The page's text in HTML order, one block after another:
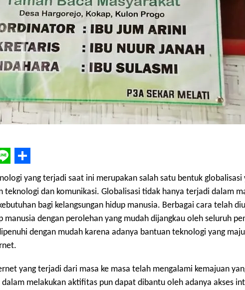
Share
yang terjadi saat ini merupakan salah satu bentuk globalisasi
teknologi dan komunikasi. Globalisasi tidak hanya terjadi dalam
bagi kelangsungan hidup manusia. Berbagai cara telah
manusia dengan perolehan yang mudah dijangkau oleh seluruh
dengan mudah karena adanya bantuan teknologi yang
yang terjadi dari masa ke masa telah mengalami kemajuan
dalam melakukan aktifitas pun dapat dibantu oleh adanya akses